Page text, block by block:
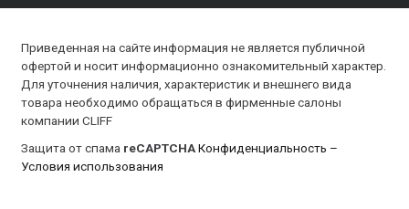
Приведенная на сайте информация не является публичной
офертой и носит информационно ознакомительный характер.
Для уточнения наличия, характеристик и внешнего вида
товара необходимо обращаться в фирменные салоны
компании CLIFF
Защита от спама reCAPTCHAКонфиденциальность –
Условия использования